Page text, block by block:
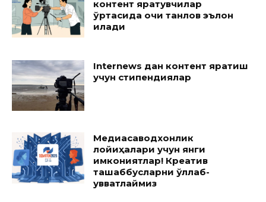
контент яратувчилар
ўртасида очиқ танлов эълон
қилади
Internews дан контент яратиш
учун стипендиялар
Медиасаводхонлик
лойиҳалари учун янги
имкониятлар! Креатив
ташаббусларни қўллаб-
қувватлаймиз